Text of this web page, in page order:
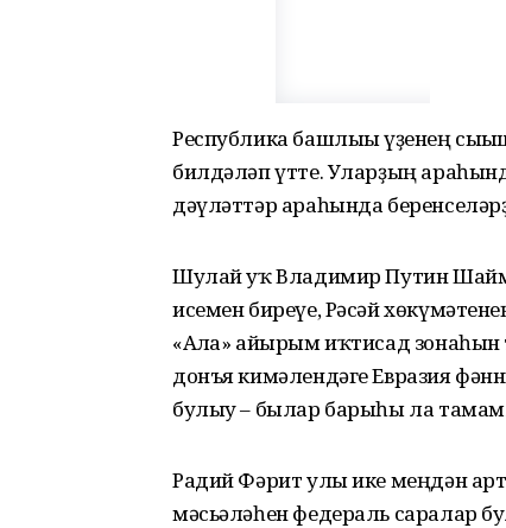
Республика башлығы үҙенең
билдәләп үтте. Уларҙың
дәүләттәр араһында
Шулай уҡ Владимир Путин
исемен биреүе, Рәсәй
«Алға» айырым иҡтисад
донъя кимәлендәге Евразия
булыу – былар барыһы ла
Радий Фәрит улы ике меңдән
мәсьәләһен федераль саралар